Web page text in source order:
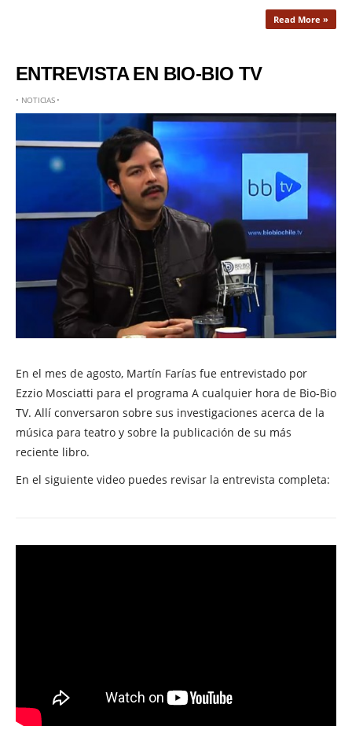
Read More »
ENTREVISTA EN BIO-BIO TV
• NOTICIAS•
En el mes de agosto, Martín Farías fue entrevistado por
Ezzio Mosciatti para el programa A cualquier hora de Bio-Bio
TV. Allí conversaron sobre sus investigaciones acerca de la
música para teatro y sobre la publicación de su más
reciente libro.
En el siguiente video puedes revisar la entrevista completa: